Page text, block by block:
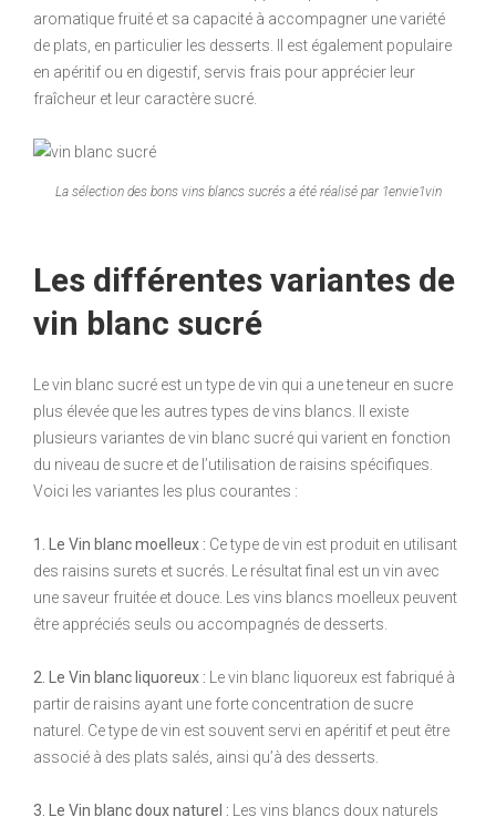
aromatique fruité et sa capacité à accompagner une variété
de plats, en particulier les desserts. Il est également populaire
en apéritif ou en digestif, servis frais pour apprécier leur
fraîcheur et leur caractère sucré.
La sélection des bons vins blancs sucrés a été réalisé par 1envie1vin
Les différentes variantes de
vin blanc sucré
Le vin blanc sucré est un type de vin qui a une teneur en sucre
plus élevée que les autres types de vins blancs. Il existe
plusieurs variantes de vin blanc sucré qui varient en fonction
du niveau de sucre et de l’utilisation de raisins spécifiques.
Voici les variantes les plus courantes :
1. Le Vin blanc moelleux : Ce type de vin est produit en utilisant
des raisins surets et sucrés. Le résultat final est un vin avec
une saveur fruitée et douce. Les vins blancs moelleux peuvent
être appréciés seuls ou accompagnés de desserts.
2. Le Vin blanc liquoreux : Le vin blanc liquoreux est fabriqué à
partir de raisins ayant une forte concentration de sucre
naturel. Ce type de vin est souvent servi en apéritif et peut être
associé à des plats salés, ainsi qu’à des desserts.
3. Le Vin blanc doux naturel : Les vins blancs doux naturels